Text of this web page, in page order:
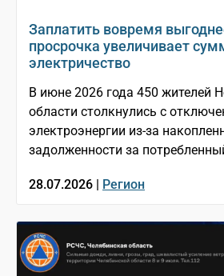
Заплатить вовремя
просрочка увеличивает
электричество
В июне 2026 года 450 жителей
области столкнулись с
электроэнергии из-за
задолженности за
28.07.2026 | Регион